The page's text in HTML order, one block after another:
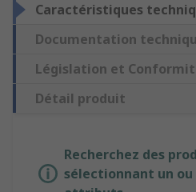
Caractéristiques
Documentation
Législation et
Détail produit
Recherchez des
sélectionnant un ou